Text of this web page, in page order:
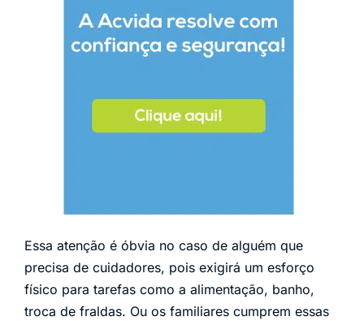
Essa atenção é óbvia no caso de alguém que
precisa de cuidadores, pois exigirá um esforço
físico para tarefas como a alimentação, banho,
troca de fraldas. Ou os familiares cumprem essas